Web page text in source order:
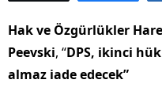
Hak ve Özgürlükler
Peevski, “DPS, ikinci
almaz iade edecek”